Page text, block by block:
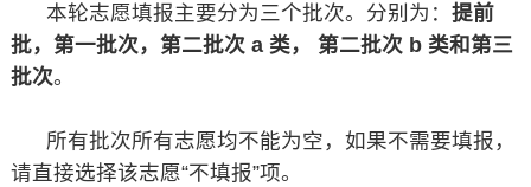
本轮志愿填报主要分为三个批次。分别为： 提前
批，第一批次，第二批次 a 类， 第二批次 b 类和第三
批次。
所有批次所有志愿均不能为空，如果不需要填报，
请直接选择该志愿“不填报”项。